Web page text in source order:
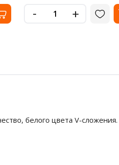
- +
белого цвета V-сложения.